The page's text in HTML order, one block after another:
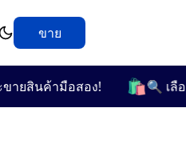
ขาย
ค้ามือสอง! 🛍️ 🔍 เลือกช